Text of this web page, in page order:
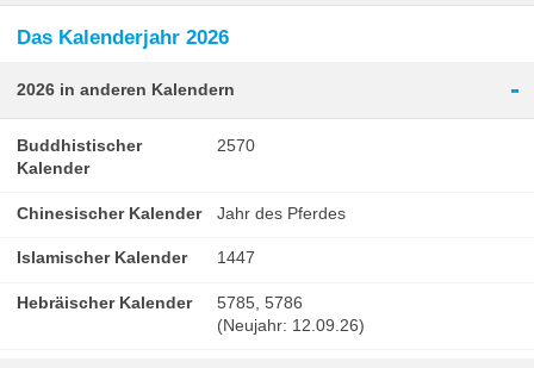
Das Kalenderjahr 2026
2026 in anderen Kalendern -
Buddhistischer
Kalender
2570
Chinesischer Kalender Jahr des Pferdes
Islamischer Kalender 1447
Hebräischer Kalender
5785, 5786
(Neujahr: 12.09.26)